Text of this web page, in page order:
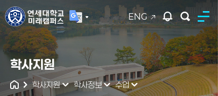
ENG
연세대학교
통합검색
학사지원
학사지원 학사정보 수업